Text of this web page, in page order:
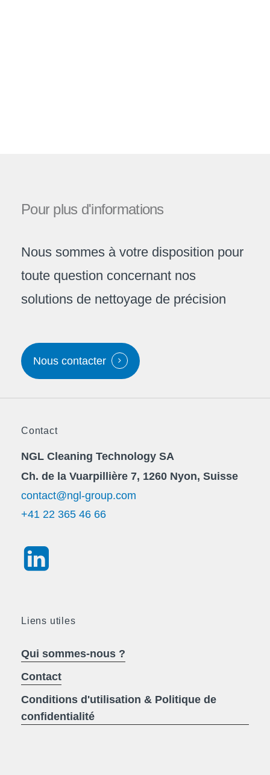
Pour plus d'informations
Nous sommes à votre disposition pour
toute question concernant nos
solutions de nettoyage de précision
Nous contacter
Contact
NGL Cleaning Technology SA
Ch. de la Vuarpillière 7, 1260 Nyon, Suisse
contact@ngl-group.com
+41 22 365 46 66
Liens utiles
Qui sommes-nous ?
Contact
Conditions d'utilisation & Politique de
confidentialité